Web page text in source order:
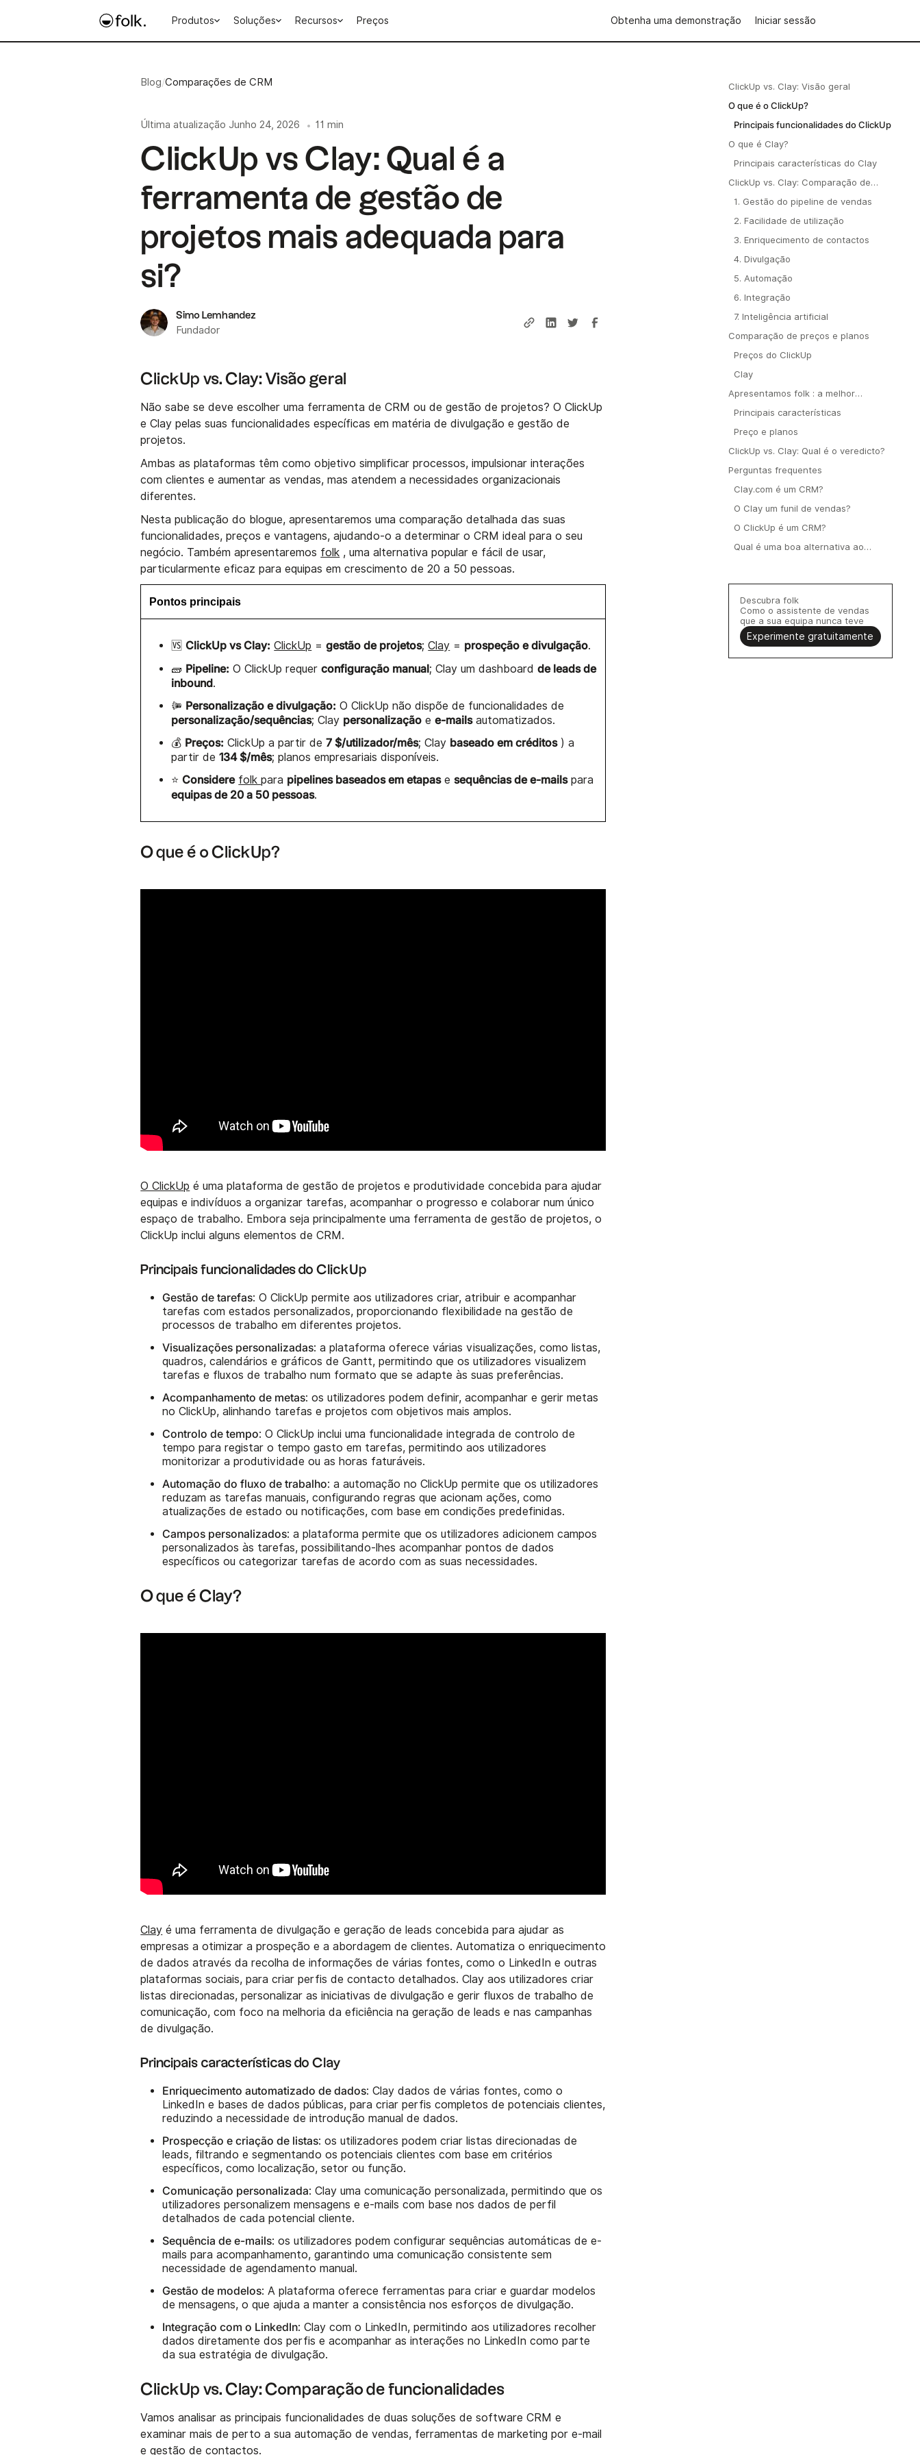
Produtos Soluções Recursos Preços Obtenha uma demonstração Iniciar sessão
Blog/Comparações de CRM
Última atualização Junho 24, 2026 • 11 min
ClickUp vs Clay: Qual é a
ferramenta de gestão de
projetos mais adequada para
si?
Simo Lemhandez
Fundador
ClickUp vs. Clay: Visão geral
Não sabe se deve escolher uma ferramenta de CRM ou de gestão de projetos? O ClickUp
e Clay pelas suas funcionalidades específicas em matéria de divulgação e gestão de
projetos.
Ambas as plataformas têm como objetivo simplificar processos, impulsionar interações
com clientes e aumentar as vendas, mas atendem a necessidades organizacionais
diferentes.
Nesta publicação do blogue, apresentaremos uma comparação detalhada das suas
funcionalidades, preços e vantagens, ajudando-o a determinar o CRM ideal para o seu
negócio. Também apresentaremos folk , uma alternativa popular e fácil de usar,
particularmente eficaz para equipas em crescimento de 20 a 50 pessoas.
Pontos principais
🆚ClickUp vs Clay: ClickUp =gestão de projetos;Clay = prospeção e divulgação.
🧱 Pipeline: O ClickUp requerconfiguração manual; Clay um dashboardde leads de
inbound.
🩀 Personalização e divulgação: O ClickUp não dispõe de funcionalidades de
personalização/sequências; Clay personalização ee-mailsautomatizados.
💰 Preços: ClickUp a partir de7 $/utilizador/mês; Clay baseado em créditos) a
partir de134 $/mês; planos empresariais disponíveis.
⭐Considere folkpara pipelines baseados em etapasesequências de e-mailspara
equipas de 20 a 50 pessoas.
O que é o ClickUp?
O ClickUp é uma plataforma de gestão de projetos e produtividade concebida para ajudar
equipas e indivíduos a organizar tarefas, acompanhar o progresso e colaborar num único
espaço de trabalho. Embora seja principalmente uma ferramenta de gestão de projetos, o
ClickUp inclui alguns elementos de CRM.
Principais funcionalidades do ClickUp
Gestão de tarefas: O ClickUp permite aos utilizadores criar, atribuir e acompanhar
tarefas com estados personalizados, proporcionando flexibilidade na gestão de
processos de trabalho em diferentes projetos.
Visualizações personalizadas: a plataforma oferece várias visualizações, como listas,
quadros, calendários e gráficos de Gantt, permitindo que os utilizadores visualizem
tarefas e fluxos de trabalho num formato que se adapte às suas preferências.
Acompanhamento de metas: os utilizadores podem definir, acompanhar e gerir metas
no ClickUp, alinhando tarefas e projetos com objetivos mais amplos.
Controlo de tempo: O ClickUp inclui uma funcionalidade integrada de controlo de
tempo para registar o tempo gasto em tarefas, permitindo aos utilizadores
monitorizar a produtividade ou as horas faturáveis.
Automação do fluxo de trabalho: a automação no ClickUp permite que os utilizadores
reduzam as tarefas manuais, configurando regras que acionam ações, como
atualizações de estado ou notificações, com base em condições predefinidas.
Campos personalizados: a plataforma permite que os utilizadores adicionem campos
personalizados às tarefas, possibilitando-lhes acompanhar pontos de dados
específicos ou categorizar tarefas de acordo com as suas necessidades.
O que é Clay?
Clay é uma ferramenta de divulgação e geração de leads concebida para ajudar as
empresas a otimizar a prospeção e a abordagem de clientes. Automatiza o enriquecimento
de dados através da recolha de informações de várias fontes, como o LinkedIn e outras
plataformas sociais, para criar perfis de contacto detalhados. Clay aos utilizadores criar
listas direcionadas, personalizar as iniciativas de divulgação e gerir fluxos de trabalho de
comunicação, com foco na melhoria da eficiência na geração de leads e nas campanhas
de divulgação.
Principais características do Clay
Enriquecimento automatizado de dados: Clay dados de várias fontes, como o
LinkedIn e bases de dados públicas, para criar perfis completos de potenciais clientes,
reduzindo a necessidade de introdução manual de dados.
Prospecção e criação de listas: os utilizadores podem criar listas direcionadas de
leads, filtrando e segmentando os potenciais clientes com base em critérios
específicos, como localização, setor ou função.
Comunicação personalizada: Clay uma comunicação personalizada, permitindo que os
utilizadores personalizem mensagens e e-mails com base nos dados de perfil
detalhados de cada potencial cliente.
Sequência de e-mails: os utilizadores podem configurar sequências automáticas de e-
mails para acompanhamento, garantindo uma comunicação consistente sem
necessidade de agendamento manual.
Gestão de modelos: A plataforma oferece ferramentas para criar e guardar modelos
de mensagens, o que ajuda a manter a consistência nos esforços de divulgação.
Integração com o LinkedIn: Clay com o LinkedIn, permitindo aos utilizadores recolher
dados diretamente dos perfis e acompanhar as interações no LinkedIn como parte
da sua estratégia de divulgação.
ClickUp vs. Clay: Comparação de funcionalidades
Vamos analisar as principais funcionalidades de duas soluções de software CRM e
examinar mais de perto a sua automação de vendas, ferramentas de marketing por e-mail
e gestão de contactos.
ClickUp vs. Clay: Visão geral
O que é o ClickUp?
Principais funcionalidades do ClickUp
O que é Clay?
Principais características do Clay
ClickUp vs. Clay: Comparação de
1. Gestão do pipeline de vendas
2. Facilidade de utilização
3. Enriquecimento de contactos
4. Divulgação
5. Automação
6. Integração
7. Inteligência artificial
Comparação de preços e planos
Preços do ClickUp
Clay
Apresentamos folk : a melhor
alternativa ao ClickUp e ao Clay
Principais características
Preço e planos
ClickUp vs. Clay: Qual é o veredicto?
Perguntas frequentes
Clay.com é um CRM?
O Clay um funil de vendas?
O ClickUp é um CRM?
Qual é uma boa alternativa ao
Descubra folk
Como o assistente de vendas
que a sua equipa nunca teve
Experimente gratuitamente